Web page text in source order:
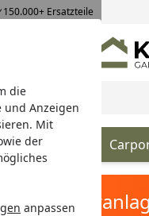
die
und Anzeigen
Mit
der
anpassen
150.000+ Ersatzteile
Suche
Spielgeräte